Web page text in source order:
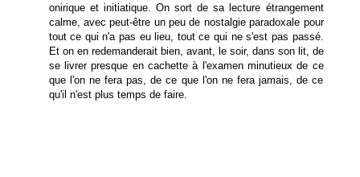
onirique et initiatique. On sort de sa lecture étrangement
calme, avec peut-être un peu de nostalgie paradoxale pour
tout ce qui n'a pas eu lieu, tout ce qui ne s'est pas passé.
Et on en redemanderait bien, avant, le soir, dans son lit, de
se livrer presque en cachette à l'examen minutieux de ce
que l'on ne fera pas, de ce que l'on ne fera jamais, de ce
qu'il n'est plus temps de faire.